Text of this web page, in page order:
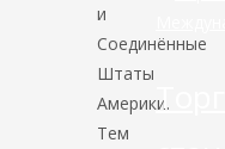
и
Соединённые
Штаты
Америки.
Тем